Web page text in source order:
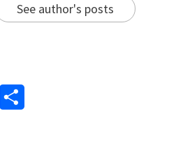
See author's posts
WhatsApp